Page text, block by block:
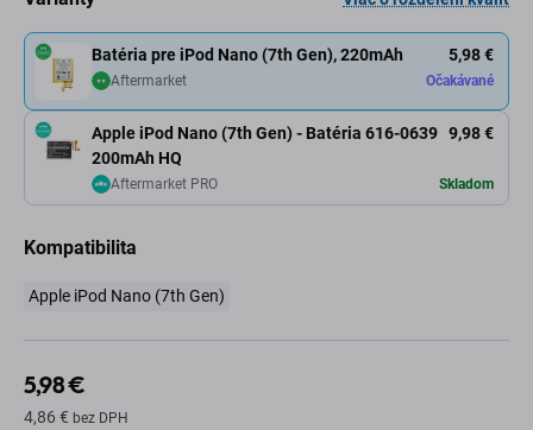
Batéria pre iPod Nano (7th Gen), 220mAh 5,98 €
Aftermarket Očakávané
Apple iPod Nano (7th Gen) - Batéria 616-0639
200mAh HQ
9,98 €
Aftermarket PRO Skladom
Kompatibilita
Apple iPod Nano (7th Gen)
5,98 €
4,86 € bez DPH